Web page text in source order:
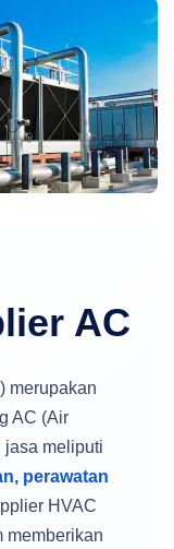
AC
merupakan
AC (Air
jasa meliputi
perawatan
HVAC
memberikan